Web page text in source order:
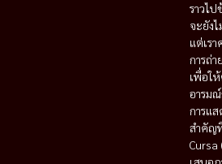
ราวไ
จะยัง
แต่เร
การถ่
เพื่อใ
อารม
การแ
สำคัญ